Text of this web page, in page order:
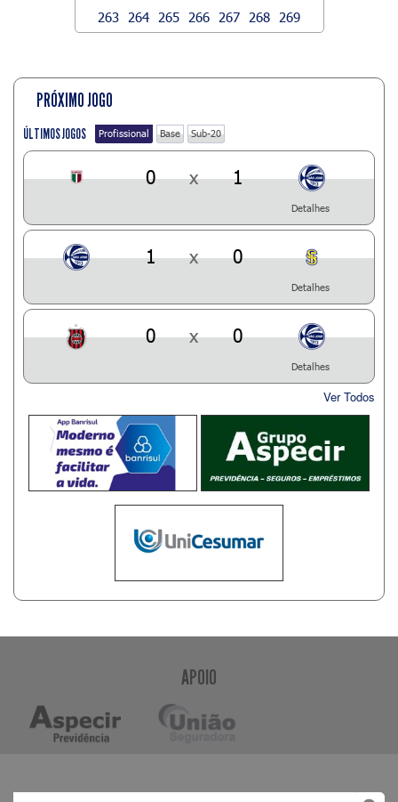
263
264 265 266 267 268 269
PRÓXIMO JOGO
ÚLTIMOS JOGOS Profissional Base Sub-20
0 x 1
Detalhes
1 x 0
Detalhes
0 x 0
Detalhes
Ver Todos
APOIO